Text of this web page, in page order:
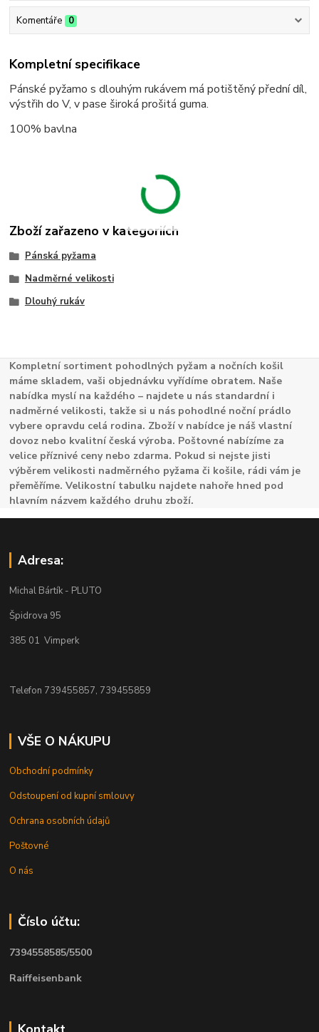
Komentáře 0
Kompletní specifikace
Pánské pyžamo s dlouhým rukávem má potištěný přední díl,
výstřih do V, v pase široká prošitá guma.
100% bavlna
Zboží zařazeno v kategoriích
Pánská pyžama
Nadměrné velikosti
Dlouhý rukáv
Kompletní sortiment pohodlných pyžam a nočních košil
máme skladem, vaši objednávku vyřídíme obratem. Naše
nabídka myslí na každého – najdete u nás standardní i
nadměrné velikosti, takže si u nás pohodlné noční prádlo
vybere opravdu celá rodina. Zboží v nabídce je náš vlastní
dovoz nebo kvalitní česká výroba. Poštovné nabízíme za
velice příznivé ceny nebo zdarma. Pokud si nejste jisti
výběrem velikosti nadměrného pyžama či košile, rádi vám je
přeměříme. Velikostní tabulku najdete nahoře hned pod
hlavním názvem každého druhu zboží.
Adresa:
Michal Bártík - PLUTO
Špidrova 95
385 01 Vimperk
Telefon 739455857, 739455859
VŠE O NÁKUPU
Obchodní podmínky
Odstoupení od kupní smlouvy
Ochrana osobních údajů
Poštovné
O nás
Číslo účtu:
7394558585/5500
Raiffeisenbank